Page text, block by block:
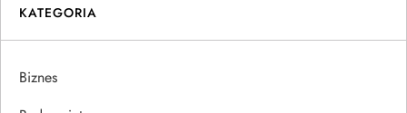
g
a
KATEGORIA
Biznes